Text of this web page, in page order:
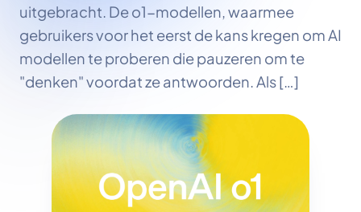
uitgebracht. De o1-modellen, waarmee
gebruikers voor het eerst de kans kregen om AI
modellen te proberen die pauzeren om te
"denken" voordat ze antwoorden. Als […]